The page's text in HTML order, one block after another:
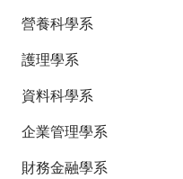
營養科學系
護理學系
資料科學系
企業管理學系
財務金融學系